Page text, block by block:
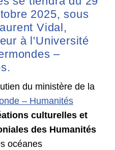
2025, sous
Vidal,
à l'Université
–
du ministère de la
– Humanités
culturelles et
des Humanités
océanes